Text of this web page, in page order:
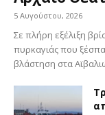
5 Αυγούστου, 2026
Σε πλήρη εξέλιξη
πυρκαγιάς που
βλάστηση στα